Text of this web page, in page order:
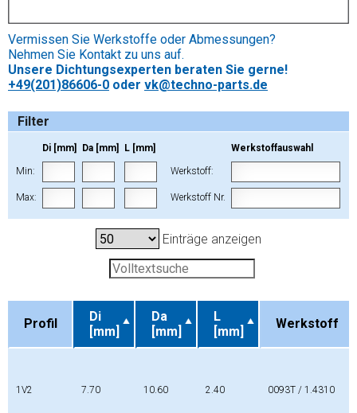
Vermissen Sie Werkstoffe oder Abmessungen?
Nehmen Sie Kontakt zu uns auf.
Unsere Dichtungsexperten beraten Sie gerne!
+49(201)86606-0 oder vk@techno-parts.de
Filter
Di [mm] Da [mm] L [mm]
Min:
Max:
Werkstoffauswahl
Werkstoff:
Werkstoff Nr.
Einträge anzeigen
Profil
Di
[mm]
Da
[mm]
L
[mm]
Werkstoff
1V2 7.70 10.60 2.40 0093T / 1.4310